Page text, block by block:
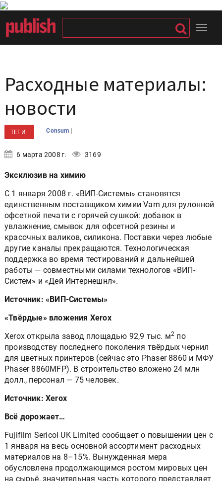
Расходные материалы:
новости
ТЕГИ Consum |
6 марта 2008 г. 3169
Эксклюзив на химию
С 1 января 2008 г. «ВИП-Системы» становятся
единственным поставщиком химии Varn для рулонной
офсетной печати с горячей сушкой: добавок в
увлажнение, смывок для офсетной резины и
красочных валиков, силикона. Поставки через любые
другие каналы прекращаются. Технологическая
поддержка во время тестирований и дальнейшей
работы — совместными силами технологов «ВИП-
Систем» и «Дей Интернешнл».
Источник: «ВИП-Системы»
«Твёрдые» вложения Xerox
Xerox открыла завод площадью 92,9 тыс. м2 по
производству последнего поколения твёрдых чернил
для цветных принтеров (сейчас это Phaser 8860 и МФУ
Phaser 8860MFP). В строительство вложено 24 млн
долл., персонал — 75 человек.
Источник: Xerox
Всё дорожает…
Fujifilm Sericol UK Limited сообщает о повышении цен с
1 января на весь основной ассортимент расходных
материалов на 8–15%. Вынужденная мера
обусловлена продолжающимся ростом мировых цен
на сырьё, значительная часть которого представляет